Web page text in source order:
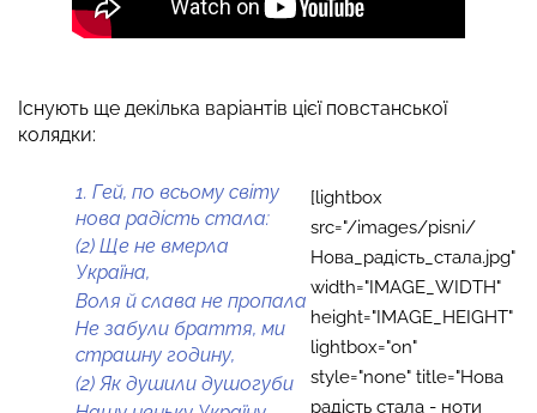
Існують ще декілька варіантів цієї повстанської
колядки:
[lightbox
src="/images/pisni/
Нова_радість_стала.jpg"
width="IMAGE_WIDTH"
height="IMAGE_HEIGHT"
lightbox="on"
style="none" title="Нова
радість стала - ноти
1. Гей, по всьому світу
нова радість стала:
(2) Ще не вмерла
Україна,
Воля й слава не пропала
Не забули браття, ми
страшну годину,
(2) Як душили душогуби